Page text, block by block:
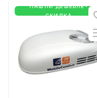
НАШЛИ ДЕШЕВЛЕ-
СКИДКА